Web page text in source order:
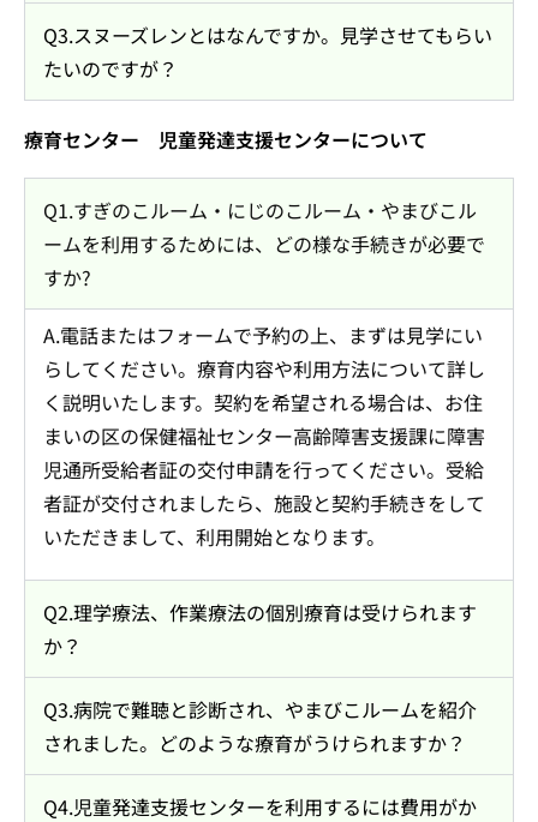
Q3.スヌーズレンとはなんですか。見学させてもらい
たいのですが？
療育センター 児童発達支援センターについて
Q1.すぎのこルーム・にじのこルーム・やまびこル
ームを利用するためには、どの様な手続きが必要で
すか?
A.電話またはフォームで予約の上、まずは見学にい
らしてください。療育内容や利用方法について詳し
く説明いたします。契約を希望される場合は、お住
まいの区の保健福祉センター高齢障害支援課に障害
児通所受給者証の交付申請を行ってください。受給
者証が交付されましたら、施設と契約手続きをして
いただきまして、利用開始となります。
Q2.理学療法、作業療法の個別療育は受けられます
か？
Q3.病院で難聴と診断され、やまびこルームを紹介
されました。どのような療育がうけられますか？
Q4.児童発達支援センターを利用するには費用がか